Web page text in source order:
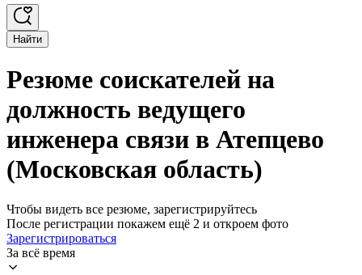
Найти
Резюме соискателей на
должность ведущего
инженера связи в Атепцево
(Московская область)
Чтобы видеть все резюме, зарегистрируйтесь
После регистрации покажем ещё 2 и откроем фото
Зарегистрироваться
За всё время